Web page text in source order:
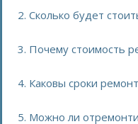
2. Сколько будет
3. Почему стоимость
4. Каковы сроки
5. Можно ли